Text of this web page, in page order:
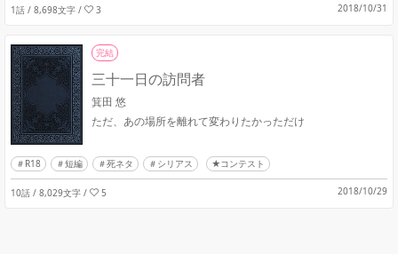
1話 / 8,698文字 / 3 2018/10/31
完結
三十一日の訪問者
箕田 悠
ただ、あの場所を離れて変わりたかっただけ
R18 短編 死ネタ シリアス ★コンテスト
10話 / 8,029文字 / 5 2018/10/29